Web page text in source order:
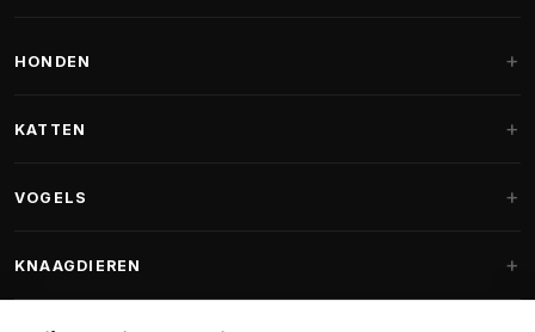
HONDEN
Fantail hondenmanden
KATTEN
Krabpalen voor Maine Coon
VOGELS
Vogelvoer binnenvogels
KNAAGDIEREN